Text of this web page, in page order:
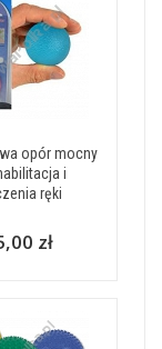
opór mocny
i
ręki
zł